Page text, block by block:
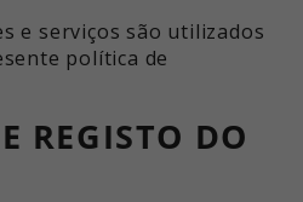
e serviços são utilizados
política de
REGISTO DO